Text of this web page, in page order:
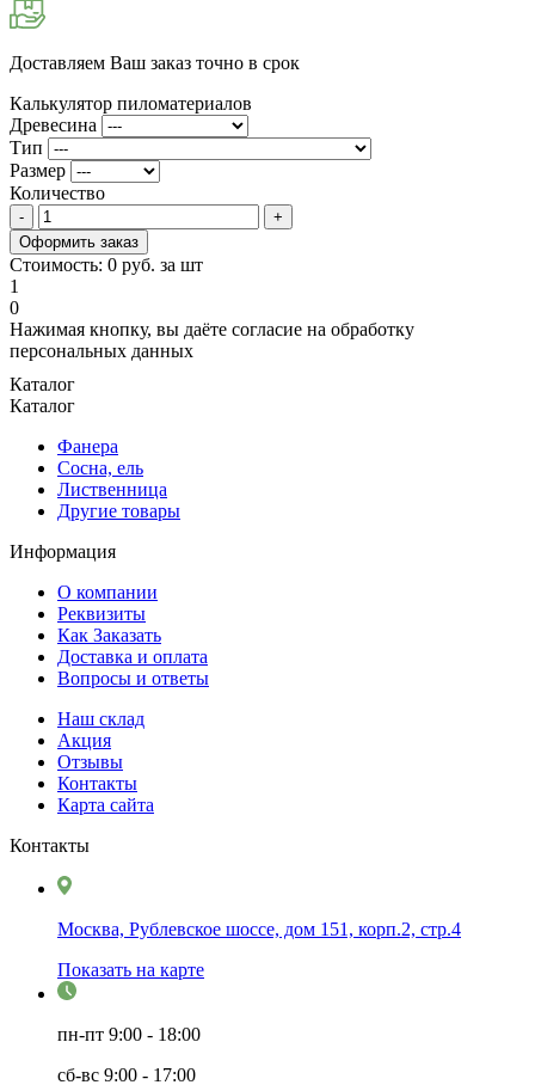
Доставляем Ваш заказ точно в срок
Калькулятор пиломатериалов
Древесина
Тип
Размер
Количество
Оформить заказ
Стоимость: 0 руб. за шт
1
0
Нажимая кнопку, вы даёте согласие на обработку
персональных данных
Каталог
Каталог
Фанера
Сосна, ель
Лиственница
Другие товары
Информация
О компании
Реквизиты
Как Заказать
Доставка и оплата
Вопросы и ответы
Наш склад
Акция
Отзывы
Контакты
Карта сайта
Контакты
Москва, Рублевское шоссе, дом 151, корп.2, стр.4
Показать на карте
пн-пт 9:00 - 18:00
сб-вс 9:00 - 17:00